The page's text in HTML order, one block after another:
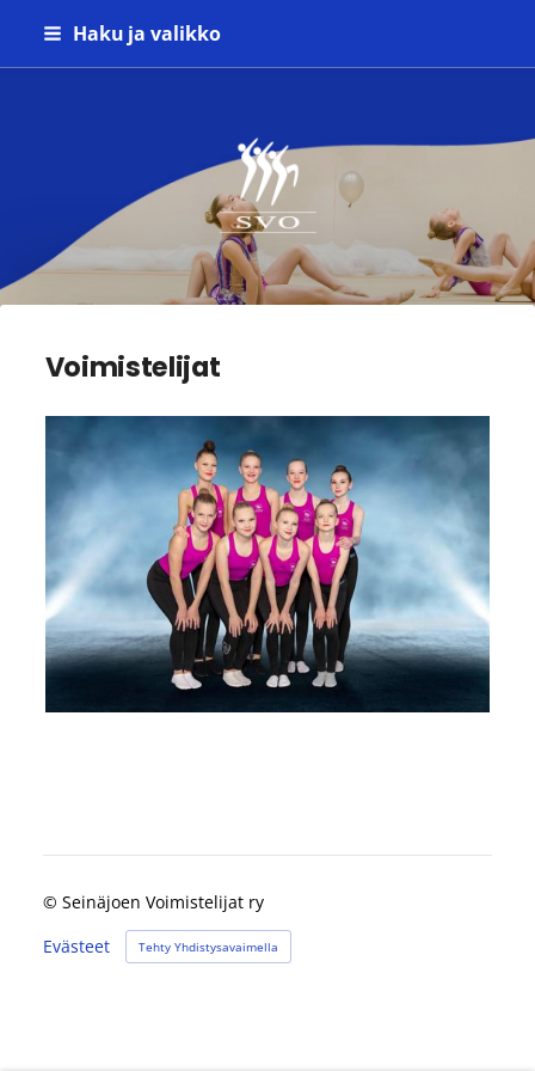
Siirry
Haku ja valikko
Seinäjoen Voimistelijat ry
Voimistelijat
© Seinäjoen Voimistelijat ry
Evästeet
Tehty Yhdistysavaimella